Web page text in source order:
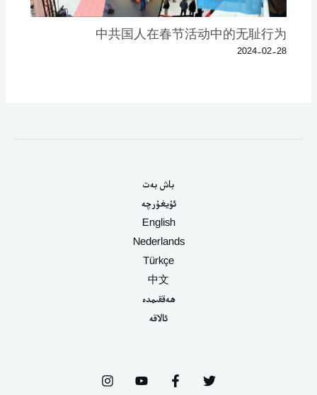
中共国人在春节活动中的无耻行为
2024-02-28
باش بەت
ئۇيغۇرچە
English
Nederlands
Türkçe
中文
ھەققىمدە
ئالاقە